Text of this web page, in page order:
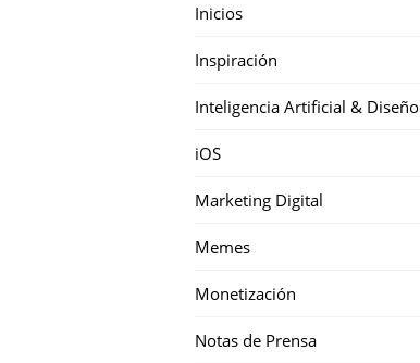
Inicios
Inspiración
Inteligencia Artificial & Diseño
iOS
Marketing Digital
Memes
Monetización
Notas de Prensa